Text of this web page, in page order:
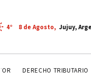
4° 8 de Agosto, Jujuy,
DÍA DEL INGENIERO